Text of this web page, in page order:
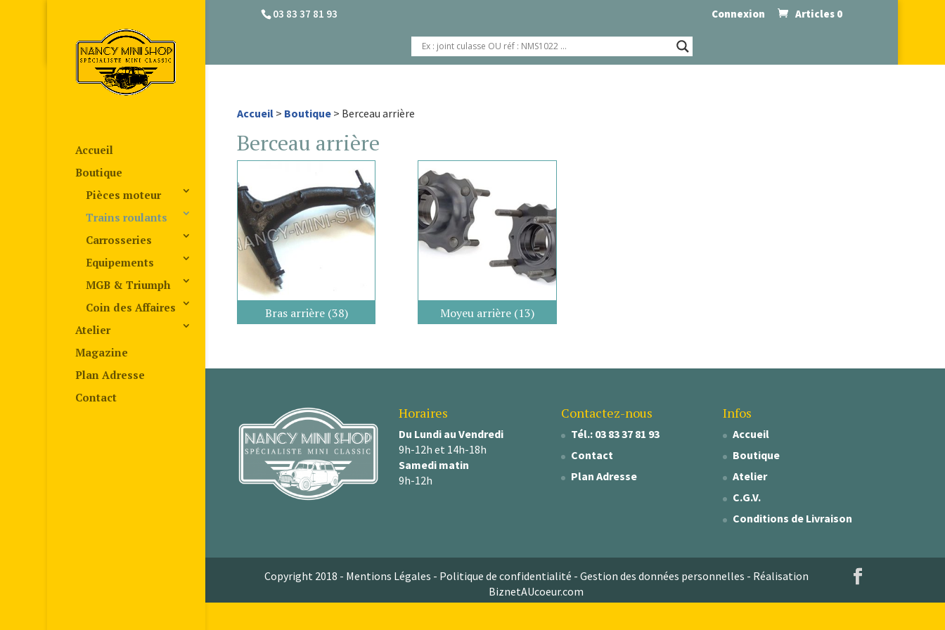
03 83 37 81 93 Connexion Articles 0
Accueil
Boutique
Pièces moteur
Trains roulants
Carrosseries
Equipements
MGB & Triumph
Coin des Affaires
Atelier
Magazine
Plan Adresse
Contact
Accueil> Boutique> Berceau arrière
Berceau arrière
Bras arrière (38) Moyeu arrière (13)
Horaires
Du Lundi au Vendredi
9h-12h et 14h-18h
Samedi matin
9h-12h
Contactez-nous
Tél.: 03 83 37 81 93
Contact
Plan Adresse
Infos
Accueil
Boutique
Atelier
C.G.V.
Conditions de Livraison
Copyright 2018 - Mentions Légales - Politique de confidentialité - Gestion des données personnelles - Réalisation
BiznetAUcoeur.com